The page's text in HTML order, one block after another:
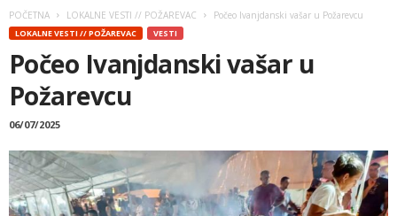
POČETNA LOKALNE VESTI // POŽAREVAC Počeo Ivanjdanski vašar u Požarevcu
LOKALNE VESTI // POŽAREVAC VESTI
Počeo Ivanjdanski vašar u
Požarevcu
06/07/2025